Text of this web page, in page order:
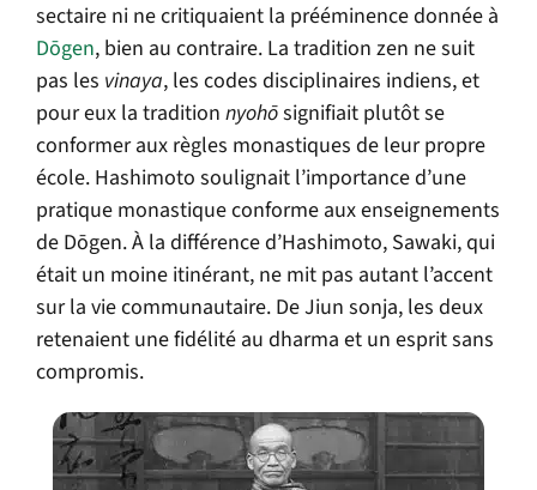
sectaire ni ne critiquaient la prééminence donnée à
Dōgen, bien au contraire. La tradition zen ne suit
pas les vinaya, les codes disciplinaires indiens, et
pour eux la tradition nyohōsignifiait plutôt se
conformer aux règles monastiques de leur propre
école. Hashimoto soulignait l’importance d’une
pratique monastique conforme aux enseignements
de Dōgen. À la différence d’Hashimoto, Sawaki, qui
était un moine itinérant, ne mit pas autant l’accent
sur la vie communautaire. De Jiun sonja, les deux
retenaient une fidélité au dharma et un esprit sans
compromis.